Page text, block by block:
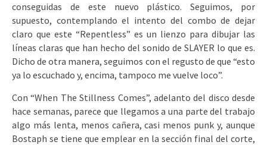
conseguidas de este nuevo plástico. Seguimos, por
supuesto, contemplando el intento del combo de dejar
claro que este “Repentless” es un lienzo para dibujar las
líneas claras que han hecho del sonido de SLAYER lo que es.
Dicho de otra manera, seguimos con el regusto de que “esto
ya lo escuchado y, encima, tampoco me vuelve loco”.
Con “When The Stillness Comes”, adelanto del disco desde
hace semanas, parece que llegamos a una parte del trabajo
algo más lenta, menos cañera, casi menos punk y, aunque
Bostaph se tiene que emplear en la sección final del corte,